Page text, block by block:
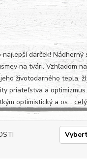
najlepší darček! Nádherný
na tvári. Vzhľadom
životodarného tepla,
priateľstva a
optimistický a os...